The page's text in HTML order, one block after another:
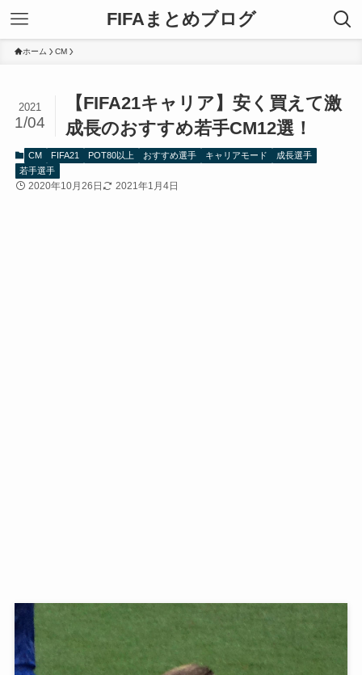
FIFAまとめブログ
ホーム CM
【FIFA21キャリア】安く買えて激
成長のおすすめ若手CM12選！
2021
1/04
CM FIFA21 POT80以上 おすすめ選手 キャリアモード
成長選手
若手選手
2020年10月26日 2021年1月4日